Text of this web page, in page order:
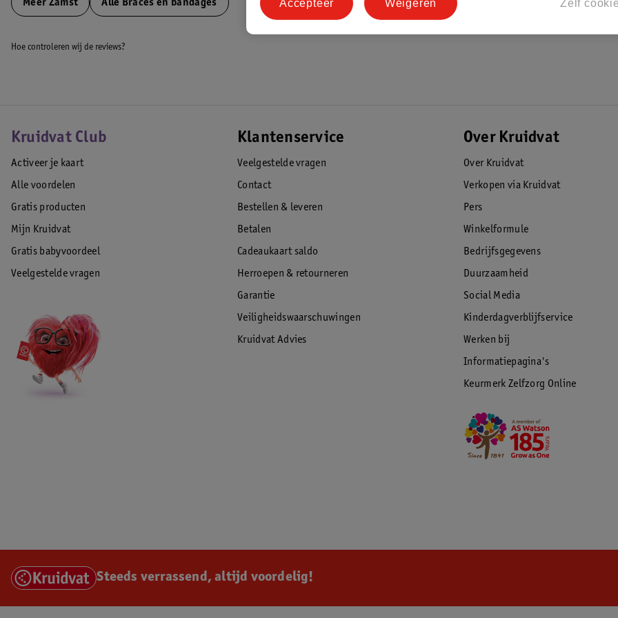
Y-Strap Stabilizer
Meer Zamst Alle Braces en bandages
Hoe controleren wij de reviews?
Kruidvat Club
Activeer je kaart
Alle voordelen
Gratis producten
Mijn Kruidvat
Gratis babyvoordeel
Veelgestelde vragen
Klantenservice
Veelgestelde vragen
Contact
Bestellen & leveren
Betalen
Cadeaukaart saldo
Herroepen & retourneren
Garantie
Veiligheidswaarschuwingen
Kruidvat Advies
Over Kruidvat
Over Kruidvat
Verkopen via Kruidvat
Pers
Winkelformule
Bedrijfsgegevens
Duurzaamheid
Social Media
Kinderdagverblijfservice
Werken bij
Informatiepagina's
Keurmerk Zelfzorg Online
Steeds verrassend, altijd voordelig!
Zelf
Weigeren
Accepteer